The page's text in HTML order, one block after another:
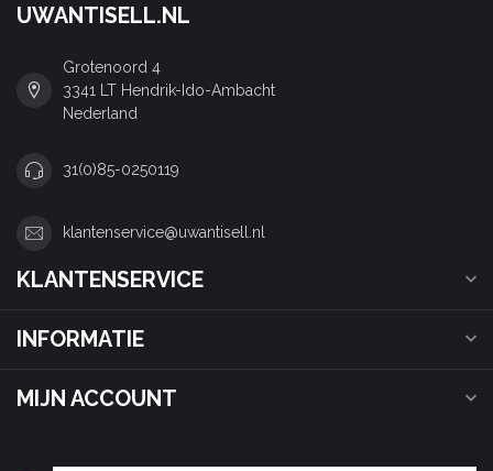
UWANTISELL.NL
Grotenoord 4
3341 LT Hendrik-Ido-Ambacht
Nederland
31(0)85-0250119
klantenservice@uwantisell.nl
KLANTENSERVICE
INFORMATIE
MIJN ACCOUNT